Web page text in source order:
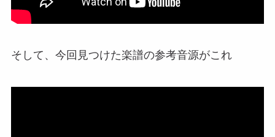
そして、今回見つけた楽譜の参考音源がこれ